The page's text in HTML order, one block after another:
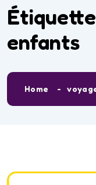
enfants
Home